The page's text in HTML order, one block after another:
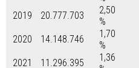
2019
20.777.703
2,50
%
2020
14.148.746
1,70
%
2021
11.296.395
1,36